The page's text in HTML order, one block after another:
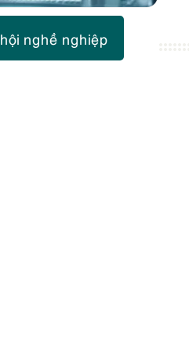
nghề nghiệp